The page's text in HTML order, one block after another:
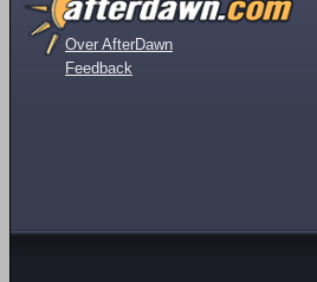
Over AfterDawn
Feedback